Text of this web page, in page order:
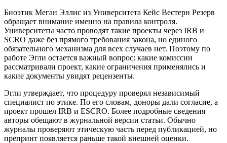
Биоэтик Меган Эллис из Университета Кейс Вестерн Резерв
обращает внимание именно на правила контроля.
Университеты часто проводят такие проекты через IRB и
SCRO даже без прямого требования закона, но единого
обязательного механизма для всех случаев нет. Поэтому по
работе Эгли остается важный вопрос: какие комиссии
рассматривали проект, какие ограничения применялись и
какие документы увидят рецензенты.
Эгли утверждает, что процедуру проверял независимый
специалист по этике. По его словам, доноры дали согласие, а
проект прошел IRB и ESCRO. Более подробные сведения
авторы обещают в журнальной версии статьи. Обычно
журналы проверяют этическую часть перед публикацией, но
препринт появляется раньше такой внешней оценки.